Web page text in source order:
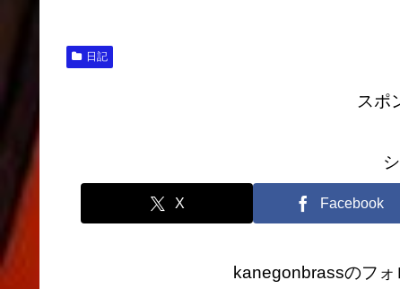
日記
スポ
X Facebook
kanegonbrassのフォ